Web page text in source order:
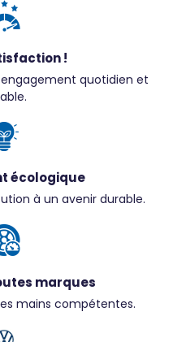
!
quotidien et
écologique
à un avenir durable.
marques
mains compétentes.